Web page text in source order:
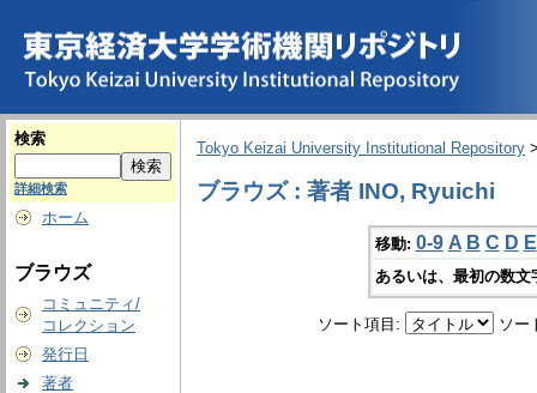
検索
詳細検索
ホーム
ブラウズ
コミュニティ/
コレクション
発行日
著者
Tokyo Keizai University Institutional Repository
ブラウズ : 著者 INO, Ryuichi
移動: 0-9 A B C D E
あるいは、最初の数
ソート項目: ソー